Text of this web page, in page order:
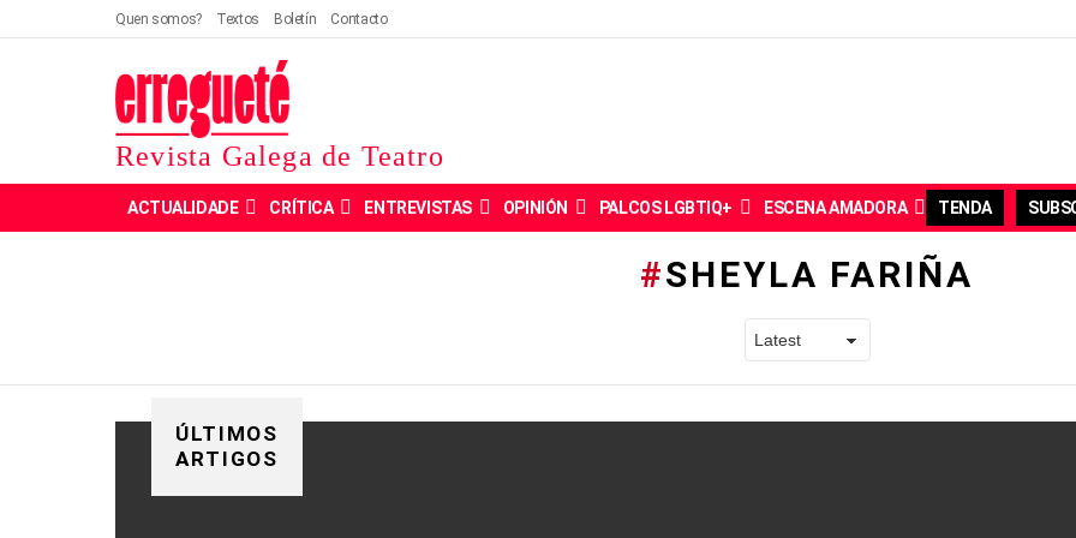
Quen somos? Textos Boletín Contacto
Revista Galega de Teatro
ACTUALIDADE CRÍTICA ENTREVISTAS OPINIÓN PALCOS LGBTIQ+ ESCENA AMADORA TENDA
SHEYLA FARIÑA
ÚLTIMOS
ARTIGOS